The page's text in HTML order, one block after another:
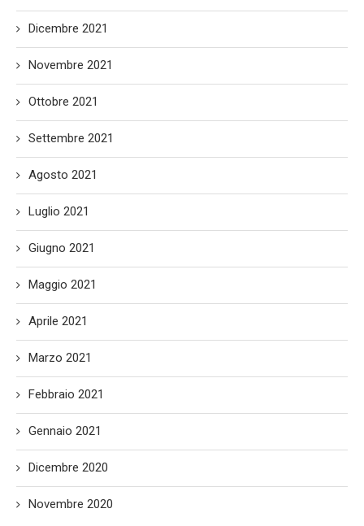
Dicembre 2021
Novembre 2021
Ottobre 2021
Settembre 2021
Agosto 2021
Luglio 2021
Giugno 2021
Maggio 2021
Aprile 2021
Marzo 2021
Febbraio 2021
Gennaio 2021
Dicembre 2020
Novembre 2020